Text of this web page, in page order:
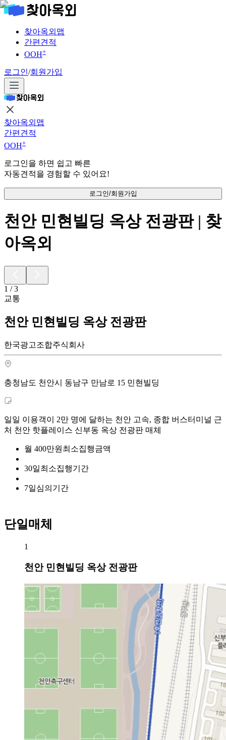
찾아옥외맵
간편견적
OOH+
로그인/회원가입
찾아옥외맵
간편견적
OOH+
로그인을 하면 쉽고 빠른
자동견적을 경험할 수 있어요!
로그인/회원가입
천안 민현빌딩 옥상 전광판 | 찾
아옥외
1 /3
교통
천안 민현빌딩 옥상 전광판
한국광고조합주식회사
충청남도 천안시 동남구 만남로 15 민현빌딩
일일 이용객이 2만 명에 달하는 천안 고속, 종합 버스터미널 근
처 천안 핫플레이스 신부동 옥상 전광판 매체
월 400만원 최소집행금액
30일최소집행기간
7일심의기간
단일매체
1
천안 민현빌딩 옥상 전광판